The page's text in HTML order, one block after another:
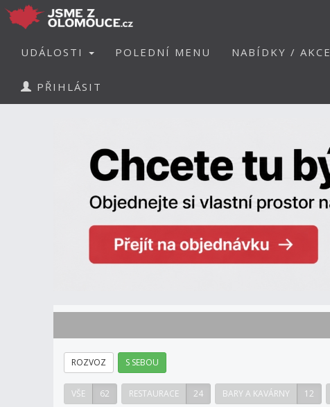
UDÁLOSTI POLEDNÍ MENU NABÍDKY / AKCE
PŘIHLÁSIT
ROZVOZ S SEBOU
VŠE 62 RESTAURACE 24 BARY A KAVÁRNY 12